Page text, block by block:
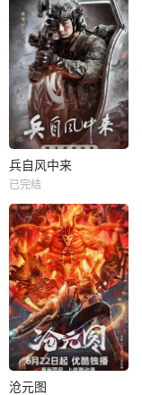
兵自风中来
已完结
沧元图